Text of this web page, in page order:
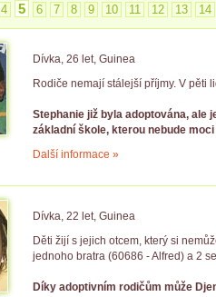
4 5 6 7 8 9 10 11 12 13 14
Dívka, 26 let, Guinea
Rodiče nemají stálejší příjmy. V pěti
Stephanie již byla adoptována, ale
základní škole, kterou nebude
Další informace »
Dívka, 22 let, Guinea
Děti žijí s jejich otcem, který si
jednoho bratra (60686 - Alfred) a 2
Díky adoptivním rodičům může